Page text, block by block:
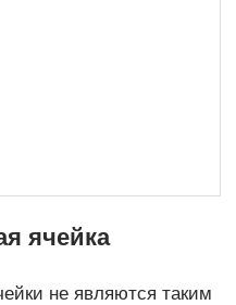
ячейка
не являются таким